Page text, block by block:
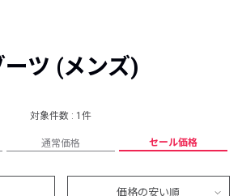
ーツ (メンズ)
対象件数 : 1件
通常価格 セール価格
価格の安い順